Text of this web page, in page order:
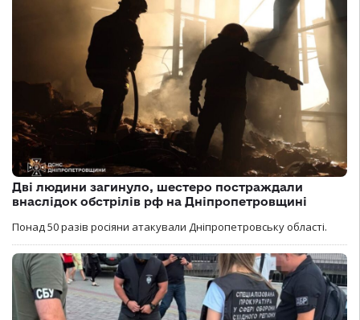
Дві людини загинуло, шестеро постраждали
внаслідок обстрілів рф на Дніпропетровщині
Понад 50 разів росіяни атакували Дніпропетровську області.